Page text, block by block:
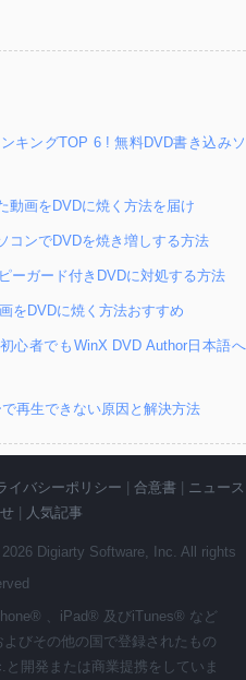
キングTOP 6 ! 無料DVD書き込みソ
動画をDVDに焼く方法を届け
コンでDVDを焼き増しする方法
ーガード付きDVDに対処する方法
をDVDに焼く方法おすすめ
心者でもWinX DVD Author日本語へ
再生できない原因と解決方法
イバシーポリシー 合意書| ニュース
人気記事
Digiarty Software, Inc. All rights
、iPad® 及びiTunes® など
びその他の国で登録されたもの
開発または商業提携をしていま